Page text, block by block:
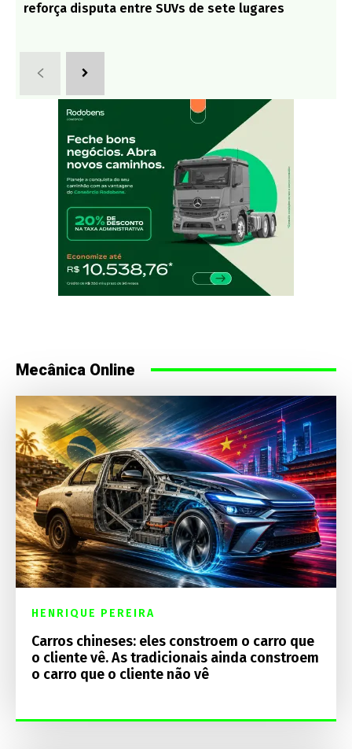
reforça disputa entre SUVs de sete lugares
Mecânica Online
HENRIQUE PEREIRA
Carros chineses: eles constroem o carro que
o cliente vê. As tradicionais ainda constroem
o carro que o cliente não vê